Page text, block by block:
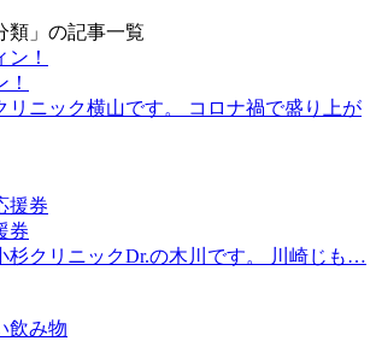
類」の記事一覧
リニック横山です。 コロナ禍で盛り上が
券
杉クリニックDr.の木川です。 川崎じも…